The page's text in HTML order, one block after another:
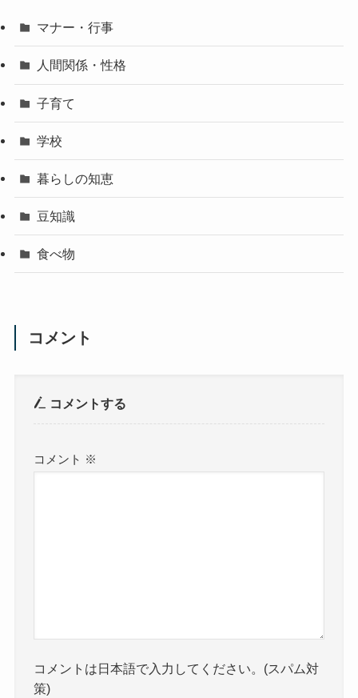
マナー・行事
人間関係・性格
子育て
学校
暮らしの知恵
豆知識
食べ物
コメント
コメントする
コメント ※
コメントは日本語で入力してください。(スパム対
策)